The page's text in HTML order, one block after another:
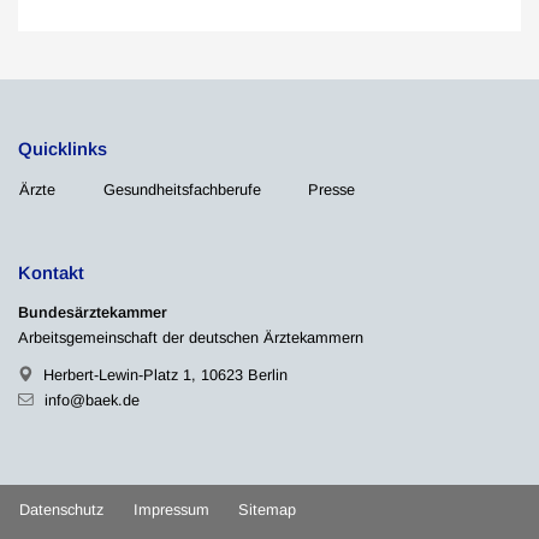
Quicklinks
Ärzte Gesundheitsfachberufe Presse
Kontakt
Bundesärztekammer
Arbeitsgemeinschaft der deutschen Ärztekammern
Herbert-Lewin-Platz 1, 10623 Berlin
info@baek.de
Datenschutz Impressum Sitemap